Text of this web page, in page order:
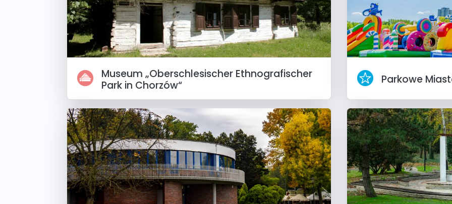
Museum „Oberschlesischer Ethnografischer
Park in Chorzów“
Parkowe